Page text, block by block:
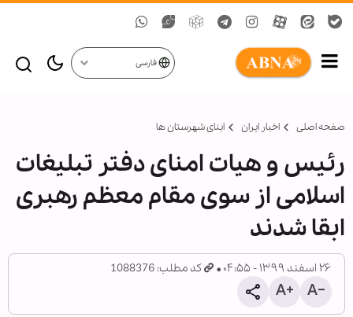
فارسی
صفحه اصلی اخبار ایران ابنای شهرستان ها
رئیس و هیات امنای دفتر تبلیغات
اسلامی از سوی مقام معظم رهبری
ابقا شدند
۲۶ اسفند ۱۳۹۹ - ۰۴:۵۵ کد مطلب: 1088376